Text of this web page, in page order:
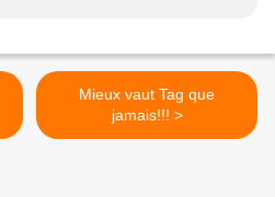
Mieux vaut Tag que
jamais!!! >